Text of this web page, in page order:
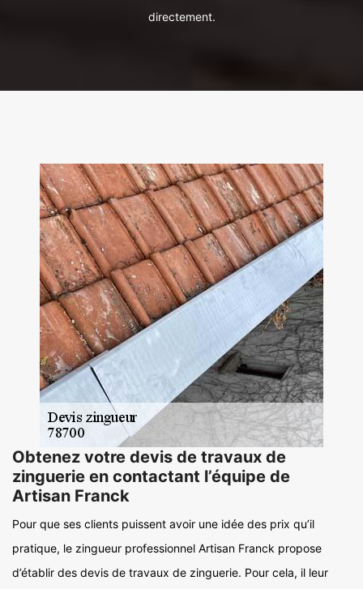
directement.
Obtenez votre devis de travaux de
zinguerie en contactant l’équipe de
Artisan Franck
Pour que ses clients puissent avoir une idée des prix qu’il
pratique, le zingueur professionnel Artisan Franck propose
d’établir des devis de travaux de zinguerie. Pour cela, il leur